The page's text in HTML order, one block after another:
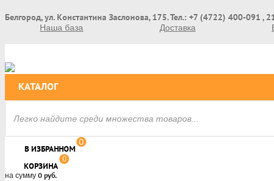
Белгород, ул. Константина Заслонова, 175. Тел.: +7 (4722) 400-091 ,
Наша база Доставка
КАТАЛОГ
В ИЗБРАННОМ
0
КОРЗИНА
0
на сумму 0 руб.